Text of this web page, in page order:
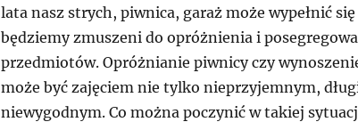
lata nasz strych, piwnica, garaż może wypełnić
będziemy zmuszeni do opróżnienia i
przedmiotów. Opróżnianie piwnicy czy
może być zajęciem nie tylko nieprzyjemnym,
niewygodnym. Co można poczynić w takiej